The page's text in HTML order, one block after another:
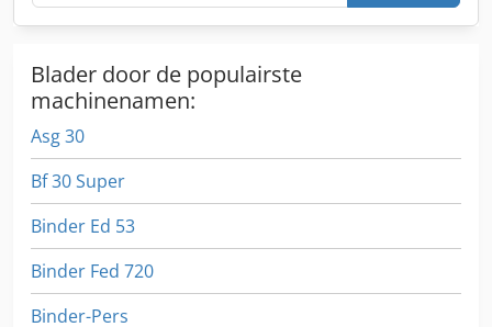
Blader door de populairste
machinenamen:
Asg 30
Bf 30 Super
Binder Ed 53
Binder Fed 720
Binder-Pers